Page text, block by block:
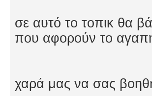
σε αυτό το τοπικ θα
που αφορούν το
χαρά μας να σας